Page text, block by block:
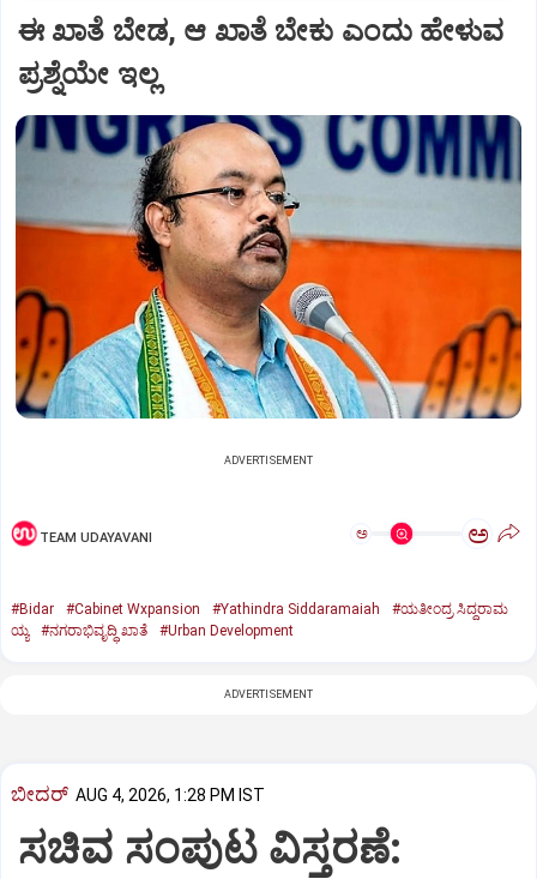
ಈ ಖಾತೆ ಬೇಡ, ಆ ಖಾತೆ ಬೇಕು ಎಂದು ಹೇಳುವ
ಪ್ರಶ್ನೆಯೇ ಇಲ್ಲ
ADVERTISEMENT
TEAM UDAYAVANI ಅ ಅ
#Bidar #Cabinet Wxpansion #Yathindra Siddaramaiah
#ಯತೀಂದ್ರ ಸಿದ್ದರಾಮ
ಯ್ಯ
#ನಗರಾಭಿವೃದ್ಧಿ ಖಾತೆ #Urban Development
ADVERTISEMENT
ಬೀದರ್ AUG 4, 2026, 1:28 PM IST
ಸಚಿವ ಸಂಪುಟ ವಿಸ್ತರಣೆ: